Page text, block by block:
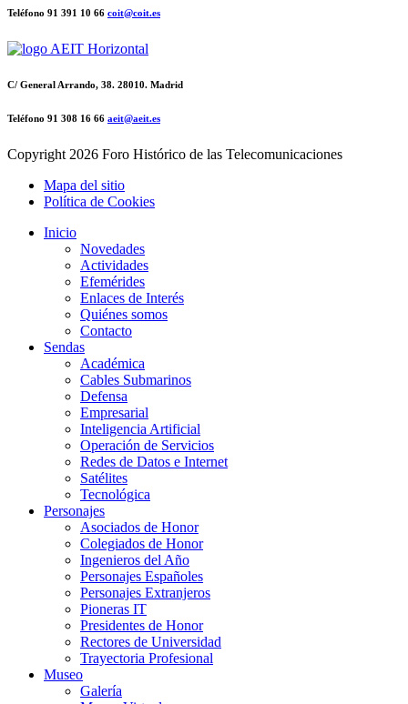
Teléfono 91 391 10 66 coit@coit.es
C/ General Arrando, 38. 28010. Madrid
Teléfono 91 308 16 66 aeit@aeit.es
Copyright2026 Foro Histórico de las Telecomunicaciones
Mapa del sitio
Política de Cookies
Inicio
Novedades
Actividades
Efemérides
Enlaces de Interés
Quiénes somos
Contacto
Sendas
Académica
Cables Submarinos
Defensa
Empresarial
Inteligencia Artificial
Operación de Servicios
Redes de Datos e Internet
Satélites
Tecnológica
Personajes
Asociados de Honor
Colegiados de Honor
Ingenieros del Año
Personajes Españoles
Personajes Extranjeros
Pioneras IT
Presidentes de Honor
Rectores de Universidad
Trayectoria Profesional
Museo
Galería